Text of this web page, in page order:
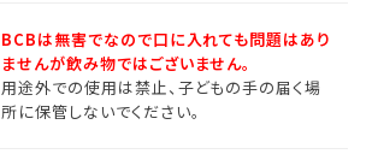
BCBは無害でなので口に入れても問題はあり
ませんが飲み物ではございません。
用途外での使用は禁止、子どもの手の届く場
所に保管しないでください。